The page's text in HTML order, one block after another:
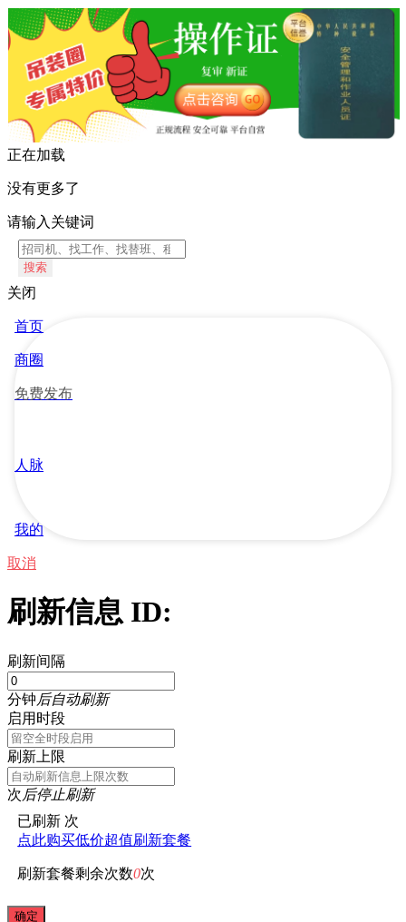
正在加载
没有更多了
请输入关键词
搜索
关闭
首页
商圈
免费发布
人脉
我的
取消
刷新信息 ID:
刷新间隔
分钟后自动刷新
启用时段
刷新上限
次后停止刷新
已刷新 次
点此购买低价超值刷新套餐
刷新套餐剩余次数0次